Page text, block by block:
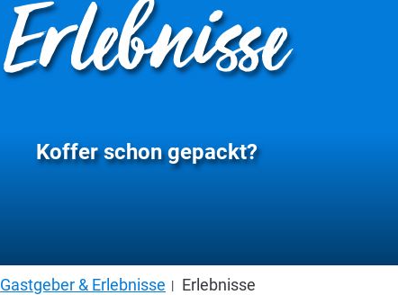
Erlebnisse
Koffer schon gepackt?
Gastgeber & Erlebnisse Erlebnisse